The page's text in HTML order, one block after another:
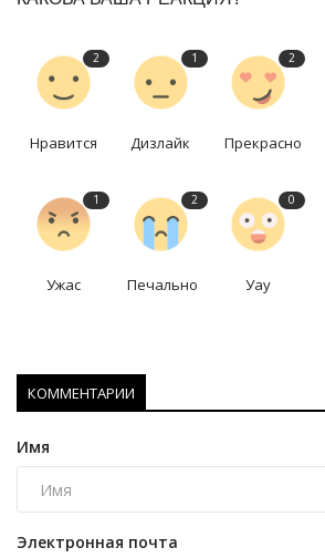
2
Нравится
1
Дизлайк
2
Прекрасно
1
Ужас
2
Печально
0
Уау
КОММЕНТАРИИ
Имя
Электронная почта